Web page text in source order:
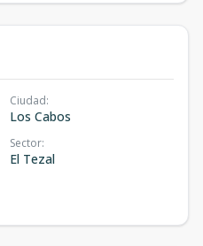
Ciudad:
Los Cabos
Sector:
El Tezal